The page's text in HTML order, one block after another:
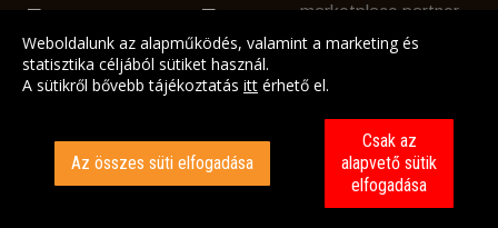
marketplace partner
Weboldalunk az alapműködés, valamint a marketing és
statisztika céljából sütiket használ.
A sütikről bővebb tájékoztatás itt érhető el.
Az összes süti elfogadása
Csak az
alapvető sütik
elfogadása